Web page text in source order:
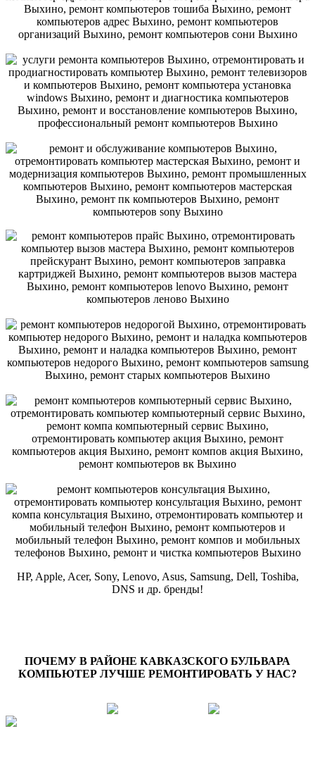
HP, Apple, Acer, Sony, Lenovo, Asus, Samsung, Dell, Toshiba,
DNS и др. бренды!
ПОЧЕМУ В РАЙОНЕ КАВКАЗСКОГО БУЛЬВАРА
КОМПЬЮТЕР ЛУЧШЕ РЕМОНТИРОВАТЬ У НАС?